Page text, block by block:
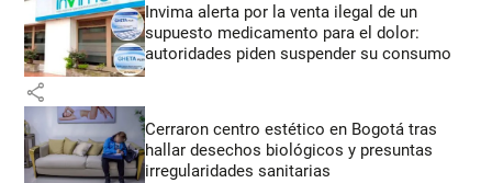
Invima alerta por la venta ilegal de un
supuesto medicamento para el dolor:
autoridades piden suspender su consumo
share
Cerraron centro estético en Bogotá tras
hallar desechos biológicos y presuntas
irregularidades sanitarias